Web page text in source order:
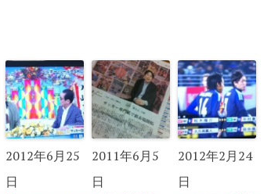
2012年6月25
日
2011年6月5
日
2012年2月24
日